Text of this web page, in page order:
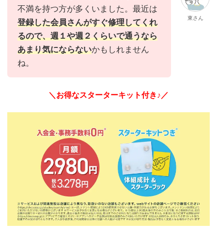
不満を持つ方が多くいました。最近は
登録した会員さんがすぐ修理してくれ
るので、週１や週２くらいで通うなら
あまり気にならないかもしれません
ね。
東さん
＼お得なスターターキット付き♪／